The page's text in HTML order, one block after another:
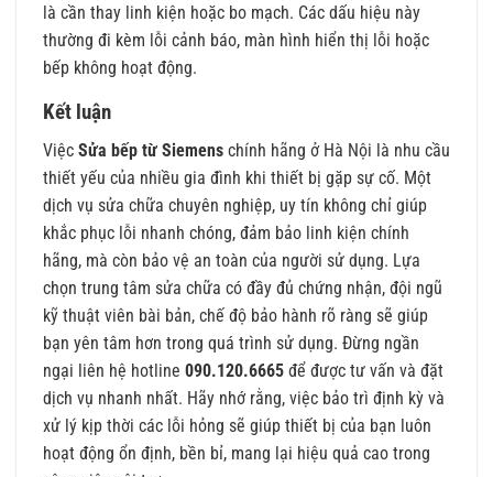
là cần thay linh kiện hoặc bo mạch. Các dấu hiệu này
thường đi kèm lỗi cảnh báo, màn hình hiển thị lỗi hoặc
bếp không hoạt động.
Kết luận
Việc Sửa bếp từ Siemens chính hãng ở Hà Nội là nhu cầu
thiết yếu của nhiều gia đình khi thiết bị gặp sự cố. Một
dịch vụ sửa chữa chuyên nghiệp, uy tín không chỉ giúp
khắc phục lỗi nhanh chóng, đảm bảo linh kiện chính
hãng, mà còn bảo vệ an toàn của người sử dụng. Lựa
chọn trung tâm sửa chữa có đầy đủ chứng nhận, đội ngũ
kỹ thuật viên bài bản, chế độ bảo hành rõ ràng sẽ giúp
bạn yên tâm hơn trong quá trình sử dụng. Đừng ngần
ngại liên hệ hotline 090.120.6665 để được tư vấn và đặt
dịch vụ nhanh nhất. Hãy nhớ rằng, việc bảo trì định kỳ và
xử lý kịp thời các lỗi hỏng sẽ giúp thiết bị của bạn luôn
hoạt động ổn định, bền bỉ, mang lại hiệu quả cao trong